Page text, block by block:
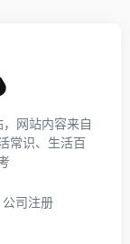
网站内容来自
常识、生活百
公司注册